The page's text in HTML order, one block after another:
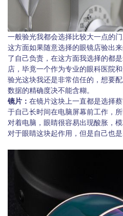
一般验光我都会选择比较大一点的
这方面如果随意选择的眼镜店验出
了自己负责，在这方面我选择的都
店，毕竟一个作为专业的眼科医院
验光这块我还是非常信任的，想要
数据的精确度决不能含糊。
镜片： 在镜片这块上一直都是选择
于自己长时间在电脑屏幕前工作，
对着电脑，眼睛很容易出现酸胀，
对于眼睛这块起作用，但是自己也是